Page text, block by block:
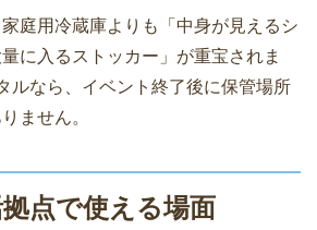
庭用冷蔵庫よりも「中身が見えるシ
に入るストッカー」が重宝されま
ルなら、イベント終了後に保管場所
ません。
点で使える場面